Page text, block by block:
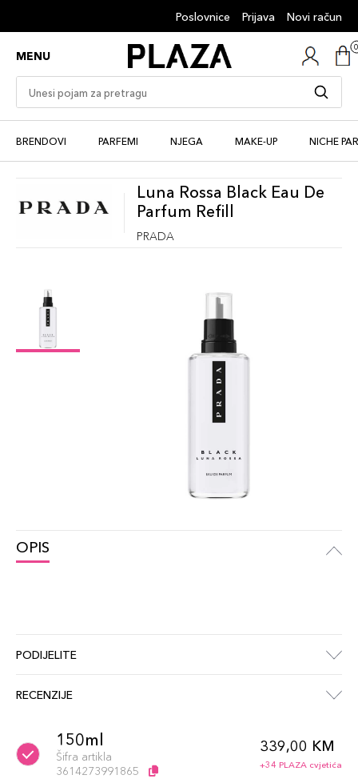
Poslovnice Prijava Novi račun
MENU
BRENDOVI PARFEMI NJEGA MAKE-UP NICHE
Luna Rossa Black Eau De
Parfum Refill
PRADA
OPIS
PODIJELITE
RECENZIJE
150ml
Šifra artikla
3614273991865
339,00 KM
+34 PLAZA cvjetića